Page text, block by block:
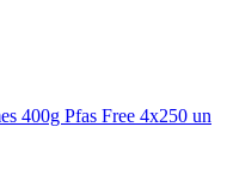
400g Pfas Free 4x250 un